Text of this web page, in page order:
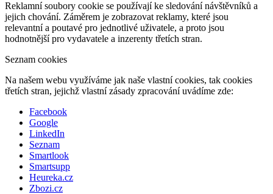
Reklamní soubory cookie se používají ke sledování návštěvníků a
jejich chování. Záměrem je zobrazovat reklamy, které jsou
relevantní a poutavé pro jednotlivé uživatele, a proto jsou
hodnotnější pro vydavatele a inzerenty třetích stran.
Seznam cookies
Na našem webu využíváme jak naše vlastní cookies, tak cookies
třetích stran, jejichž vlastní zásady zpracování uvádíme zde:
Facebook
Google
LinkedIn
Seznam
Smartlook
Smartsupp
Heureka.cz
Zbozi.cz